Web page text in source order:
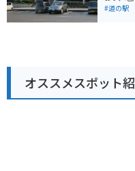
る絶景ルート
スポッ
地元産の
は、地
バイク
としても
#道の駅
オススメスポット